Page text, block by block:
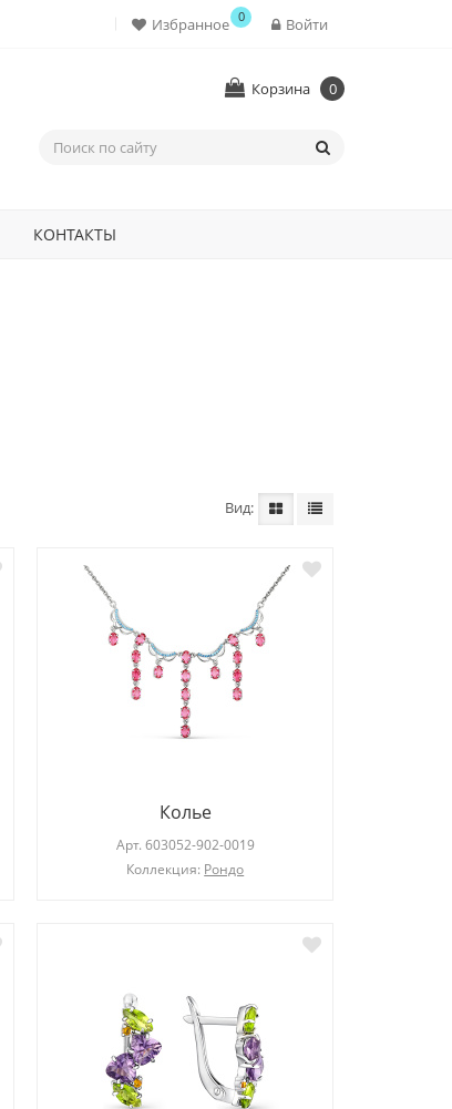
Войти
Избранное 0
Корзина 0
КОНТАКТЫ
Коллекция:Diana
Вид
Колье
Арт. 603052-902-0019
Коллекция: Рондо